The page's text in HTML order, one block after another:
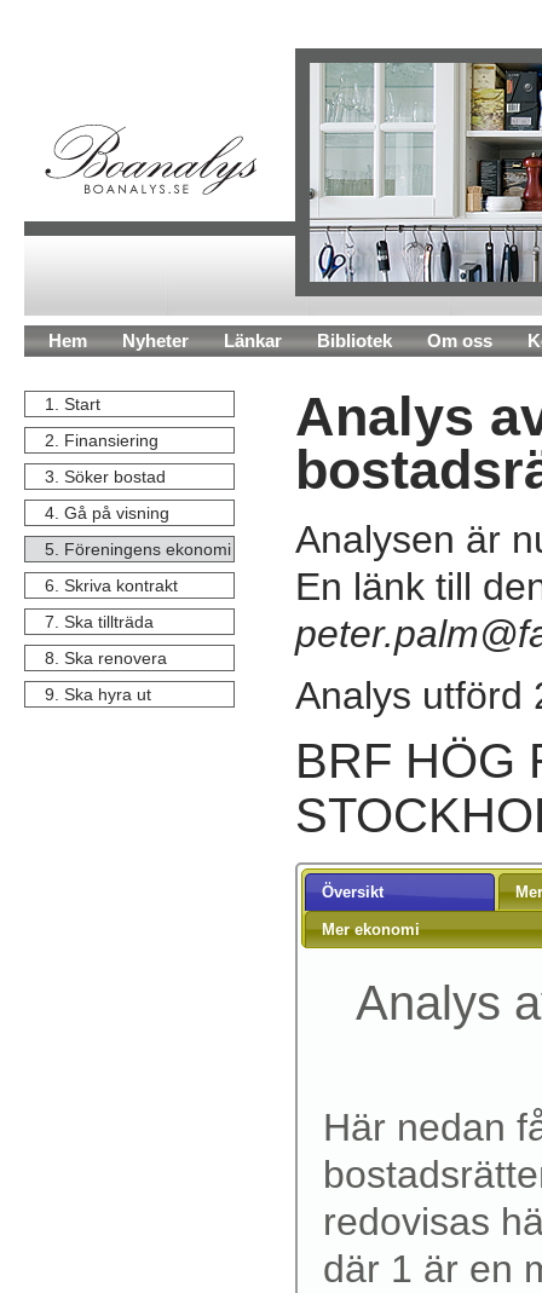
Hem Nyheter Länkar Bibliotek Om oss
1. Start
2. Finansiering
3. Söker bostad
4. Gå på visning
5. Föreningens ekonomi
6. Skriva kontrakt
7. Ska tillträda
8. Ska renovera
9. Ska hyra ut
Analys
Analysen är
En länk till
Analys utförd
BRF HÖG
Översikt
Mer ekonomi
Analys
Här nedan
redovisas
där 1 är en